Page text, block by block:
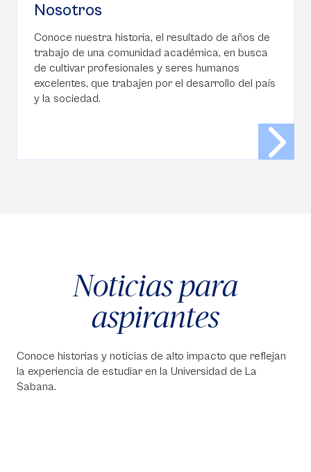
Nosotros
Conoce nuestra historia, el resultado de años de
trabajo de una comunidad académica, en busca
de cultivar profesionales y seres humanos
excelentes, que trabajen por el desarrollo del país
y la sociedad.
Noticias para
aspirantes
Conoce historias y noticias de alto impacto que reflejan
la experiencia de estudiar en la Universidad de La
Sabana.